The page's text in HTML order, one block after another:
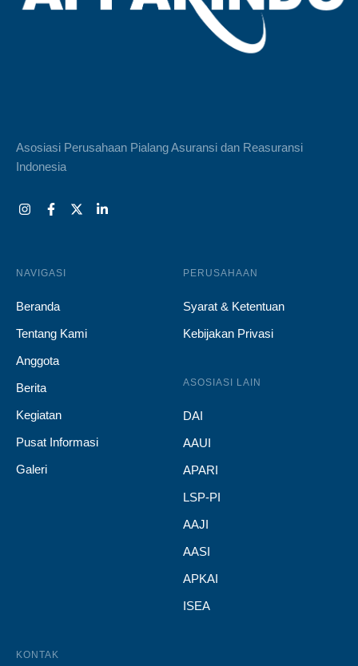
Asosiasi Perusahaan Pialang Asuransi dan Reasuransi
Indonesia
NAVIGASI
Beranda
Tentang Kami
Anggota
Berita
Kegiatan
Pusat Informasi
Galeri
PERUSAHAAN
Syarat & Ketentuan
Kebijakan Privasi
ASOSIASI LAIN
DAI
AAUI
APARI
LSP-PI
AAJI
AASI
APKAI
ISEA
KONTAK